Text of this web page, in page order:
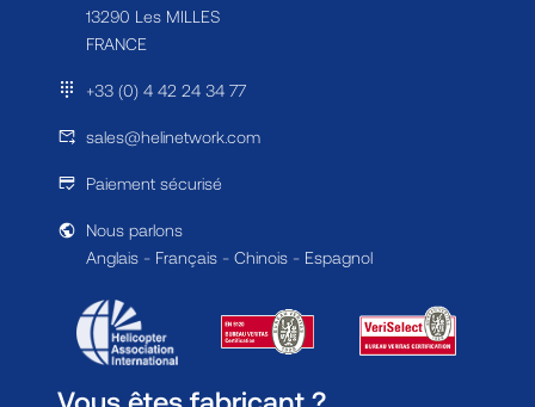
13290 Les MILLES
FRANCE
+33 (0) 4 42 24 34 77
sales@helinetwork.com
Paiement sécurisé
Nous parlons
Anglais - Français - Chinois - Espagnol
Vous êtes fabricant ?